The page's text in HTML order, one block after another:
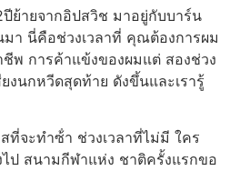
ย้ายจากอิปสวิช มาอยู่กับบาร์น
มา นี่คือช่วงเวลาที่ คุณต้องการผม
ชีพ การค้าแข้งของผมแต่ สองช่วง
งนกหวีดสุดท้าย ดังขึ้นและเรารู้
ที่จะทําซ้ํา ช่วงเวลาที่ไม่มี ใคร
ไป สนามกีฬาแห่ง ชาติครั้งแรกขอ